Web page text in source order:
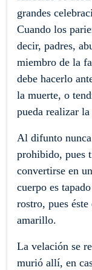
grandes
Cuando los
decir, padres,
miembro de la
debe hacerlo
la muerte, o
pueda realizar
Al difunto
prohibido, pues
convertirse en
cuerpo es
rostro, pues
amarillo.
La velación se
murió allí, en